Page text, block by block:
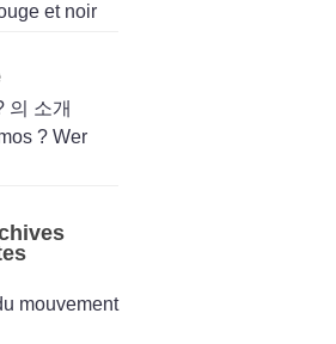
et noir
의 소개
? Wer
mouvement